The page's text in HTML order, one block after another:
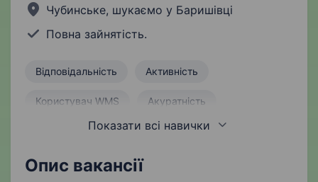
Чубинське, шукаємо у Баришівці
Повна зайнятість.
Відповідальність Активність
Користувач WMS Акуратність
Складські роботи Робота з ТЗД
Продуктивність Комплектування товарів
Показати всі навички
Опис вакансії